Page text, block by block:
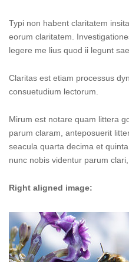
Typi non habent claritatem
eorum claritatem.
legere me lius quod ii legunt
Claritas est etiam processus
consuetudium lectorum.
Mirum est notare quam littera
parum claram, anteposuerit
seacula quarta decima et
nunc nobis videntur parum
Right aligned image: